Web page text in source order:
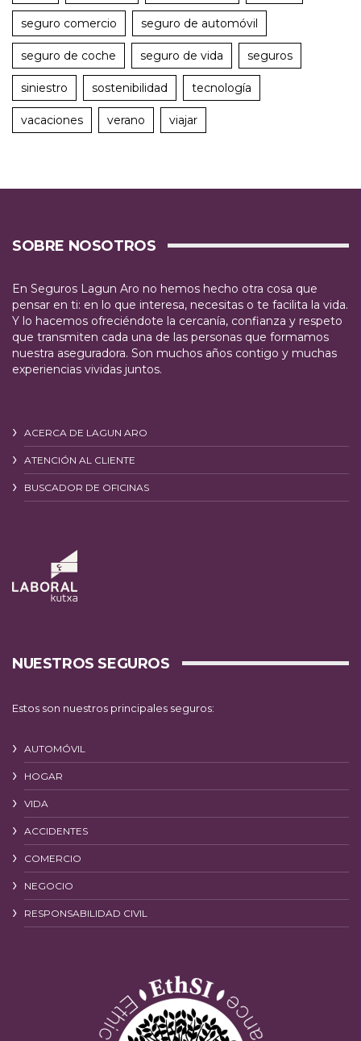
seguro comercio seguro de automóvil
seguro de coche seguro de vida seguros
siniestro sostenibilidad tecnología
vacaciones verano viajar
SOBRE NOSOTROS
En Seguros Lagun Aro no hemos hecho otra cosa que
pensar en ti: en lo que interesa, necesitas o te facilita la vida.
Y lo hacemos ofreciéndote la cercanía, confianza y respeto
que transmiten cada una de las personas que formamos
nuestra aseguradora. Son muchos años contigo y muchas
experiencias vividas juntos.
ACERCA DE LAGUN ARO
ATENCIÓN AL CLIENTE
BUSCADOR DE OFICINAS
NUESTROS SEGUROS
Estos son nuestros principales seguros:
AUTOMÓVIL
HOGAR
VIDA
ACCIDENTES
COMERCIO
NEGOCIO
RESPONSABILIDAD CIVIL